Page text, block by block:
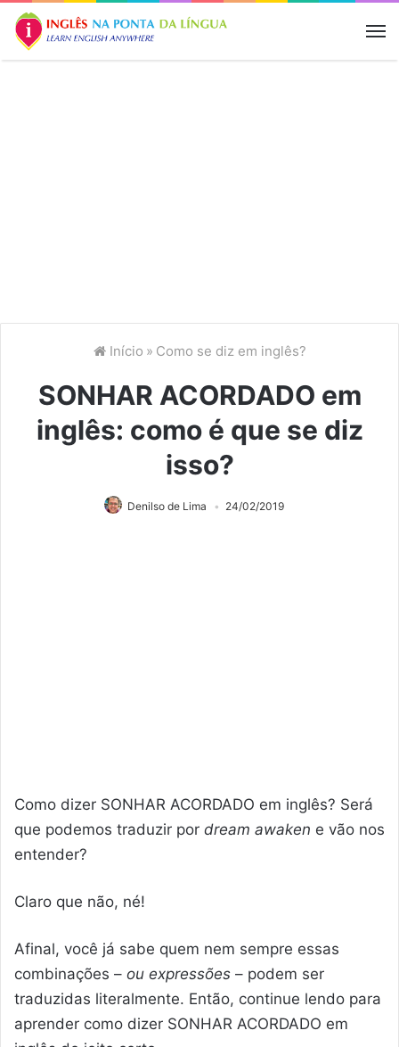
Início » Como se diz em inglês?
SONHAR ACORDADO em
inglês: como é que se diz
isso?
Denilso de Lima 24/02/2019
Como dizer SONHAR ACORDADO em inglês? Será
que podemos traduzir por dream awaken e vão nos
entender?
Claro que não, né!
Afinal, você já sabe quem nem sempre essas
combinações – ou expressões – podem ser
traduzidas literalmente. Então, continue lendo para
aprender como dizer SONHAR ACORDADO em